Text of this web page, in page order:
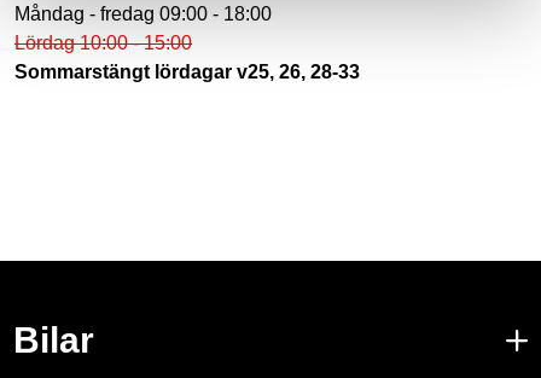
Måndag - fredag 09:00 - 18:00
Lördag 10:00 - 15:00
Sommarstängt lördagar v25, 26, 28-33
Bilar